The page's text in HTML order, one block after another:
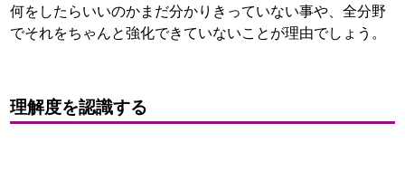
何をしたらいいのかまだ分かりきっていない事や、全分野
でそれをちゃんと強化できていないことが理由でしょう。
理解度を認識する